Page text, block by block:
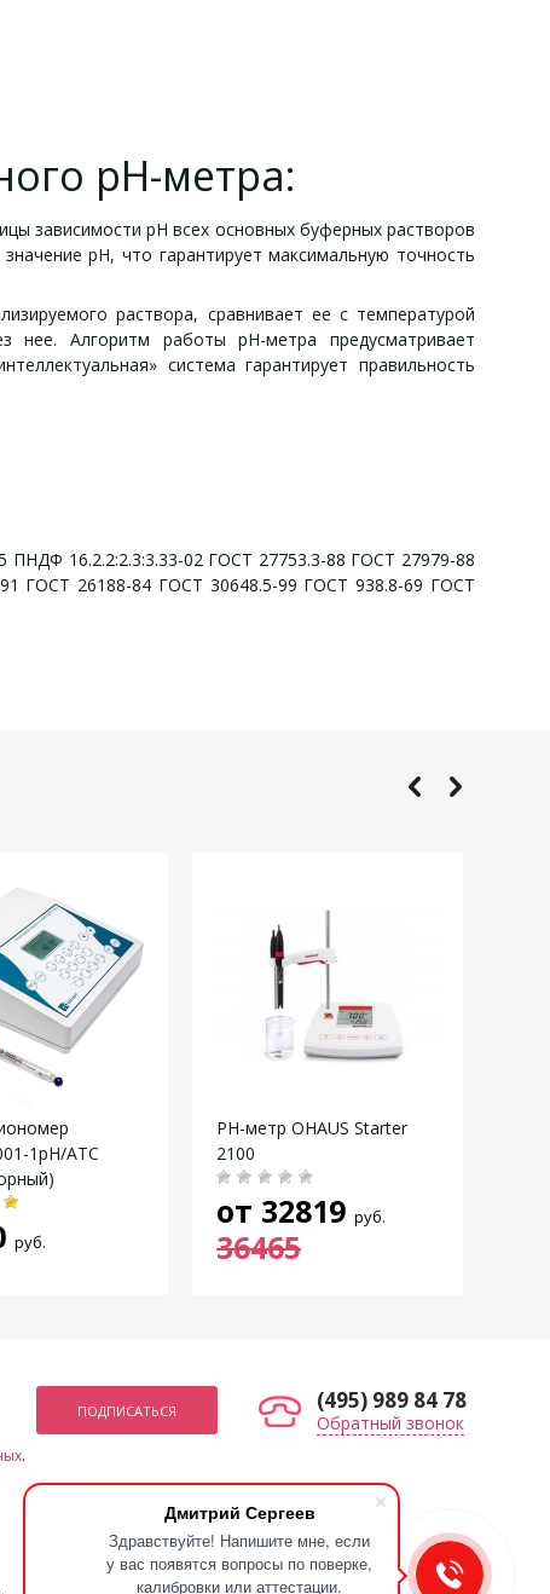
Дмитрий Сергеев
Здравствуйте! Напишите мне, если
у вас появятся вопросы по поверке,
калибровки или аттестации.
рН-метра:
зависимости рН всех основных буферных растворов
рН, что гарантирует максимальную точность
раствора, сравнивает ее с температурой
нее. Алгоритм работы рН-метра предусматривает
система гарантирует правильность
16.2.2:2.3:3.33-02 ГОСТ 27753.3-88 ГОСТ 27979-88
ГОСТ 26188-84 ГОСТ 30648.5-99 ГОСТ 938.8-69 ГОСТ
устройства.
результатов измерения рН, ЭДС и to в
0…14 / ± 0,02
–2000…+2000 / ±1,0
–5…+100 / ± 0,5
1рН/АТС
руб.
PH-метр OHAUS Starter
2100
от 32819 руб.
36465
.
(495) 989 84 78
Обратный звонок
Мы в социальных сетях